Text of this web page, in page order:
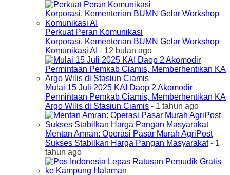
Perkuat Peran Komunikasi
Korporasi, Kementerian BUMN Gelar Workshop
Komunikasi AI - 12 bulan ago
Mulai 15 Juli 2025 KAI Daop 2 Akomodir
Permintaan Pemkab Ciamis, Memberhentikan KA
Argo Wilis di Stasiun Ciamis - 1 tahun ago
Mentan Amran: Operasi Pasar Murah AgriPost
Sukses Stabilkan Harga Pangan Masyarakat- 1
tahun ago